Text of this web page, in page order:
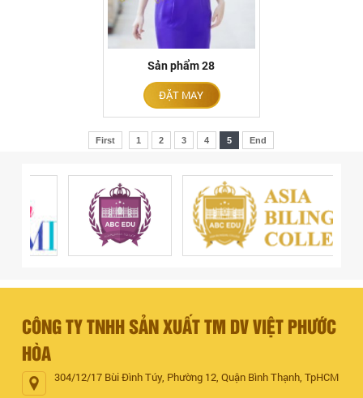
Sản phẩm 28
ĐẶT MAY
First 1 2 3 4 5 End
CÔNG TY TNHH SẢN XUẤT TM DV VIỆT PHƯỚC
HÒA
304/12/17 Bùi Đình Túy, Phường 12, Quận Bình Thạnh, TpHCM